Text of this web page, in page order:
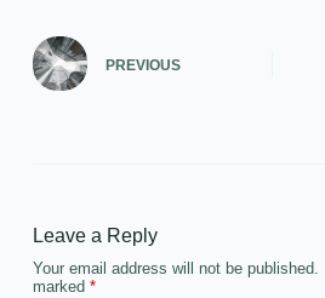
PREVIOUS
Leave a Reply
Your email address will not be published.
marked *